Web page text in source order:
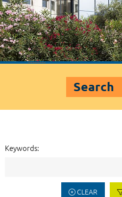
Search
Keywords:
CLEAR